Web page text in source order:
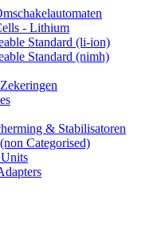
- Lithium
Standard (li-ion)
Standard (nimh)
& Stabilisatoren
Categorised)